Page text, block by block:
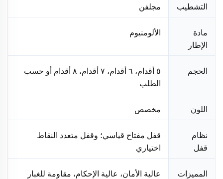
التشطيب مجلفن
مادة
الإطار
الألومنيوم
الحجم
٥ أقدام، ٦ أقدام، ٧ أقدام، ٨ أقدام أو حسب
الطلب
اللون مخصص
نظام
قفل
قفل مفتاح قياسي؛ وقفل متعدد النقاط
اختياري
المميزات عالية الأمان، عالية الإحكام، مقاومة للغبار